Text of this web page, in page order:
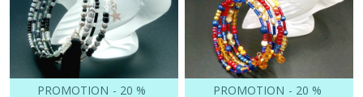
PROMOTION - 20 % PROMOTION - 20 %